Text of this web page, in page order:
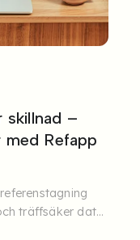
skillnad –
Refapp
träffsäker data